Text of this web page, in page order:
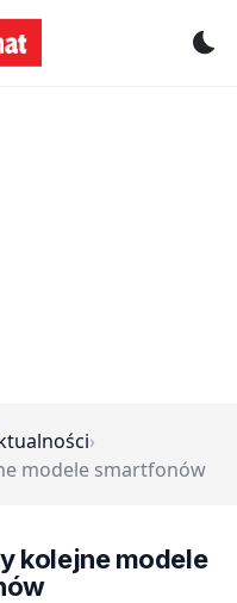
›
modele smartfonów
kolejne modele